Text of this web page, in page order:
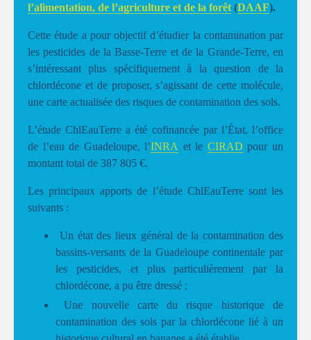
l’alimentation, de l’agriculture et de la forêt (DAAF).
Cette étude a pour objectif d’étudier la contamination par
les pesticides de la Basse-Terre et de la Grande-Terre, en
s’intéressant plus spécifiquement à la question de la
chlordécone et de proposer, s’agissant de cette molécule,
une carte actualisée des risques de contamination des sols.
L’étude ChlEauTerre a été cofinancée par l’État, l’office
de l’eau de Guadeloupe, l’INRA et le CIRAD pour un
montant total de 387 805 €.
Les principaux apports de l’étude ChlEauTerre sont les
suivants :
Un état des lieux général de la contamination des
bassins-versants de la Guadeloupe continentale par
les pesticides, et plus particulièrement par la
chlordécone, a pu être dressé ;
Une nouvelle carte du risque historique de
contamination des sols par la chlordécone lié à un